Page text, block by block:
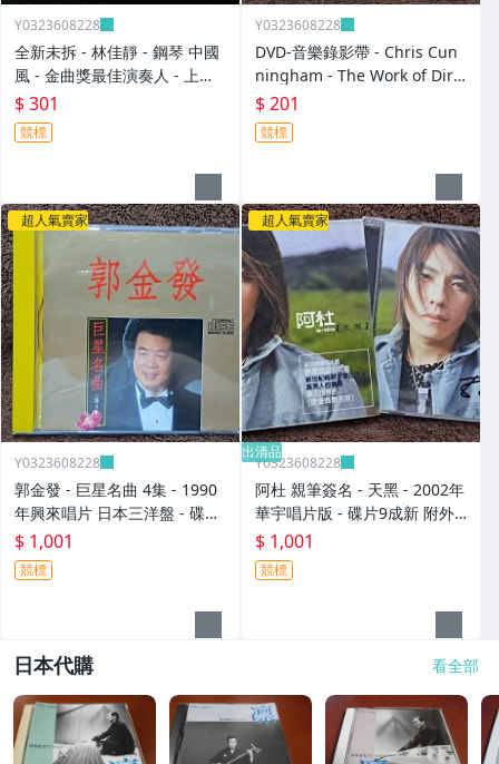
Y0323608228
全新未拆 - 林佳靜 - 鋼琴 中國
風 - 金曲獎最佳演奏人 - 上揚
唱片代理 瑞典原裝進口 - 301
元起標
$ 301
競標
Y0323608228
DVD-音樂錄影帶 - Chris Cun
ningham - The Work of Dire
ctor -2003年美國版 碟片近新
- 201元起標 D497
$ 201
競標
超人氣賣家
Y0323608228
郭金發 - 巨星名曲 4集 - 1990
年興來唱片 日本三洋盤 - 碟片
9成新 無IFPI - 1001元起標 M
2316
$ 1,001
競標
超人氣賣家
出清品
Y0323608228
阿杜 親筆簽名 - 天黑 - 2002年
華宇唱片版 - 碟片9成新 附外
$ 1,001
競標
日本代購 看全部